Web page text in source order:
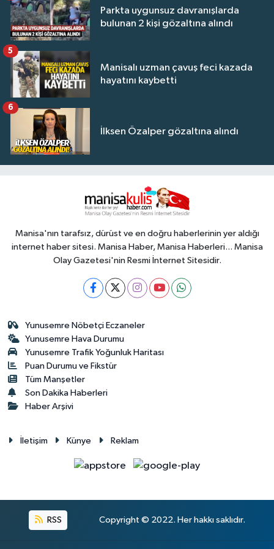
Parkta uygunsuz davranışlarda
bulunan 2 kişi gözaltına alındı
Manisalı uzman çavuş feci kazada
hayatını kaybetti
5
İlksen Özalper gözaltına alındı
6
Manisa'nın tarafsız, dürüst ve en doğru haberlerinin yer aldığı
internet haber sitesi. Manisa Haber, Manisa Haberleri... Manisa
Olay Gazetesi'nin Resmi İnternet Sitesidir.
Yunusemre Nöbetçi Eczaneler
Yunusemre Hava Durumu
Yunusemre Trafik Yoğunluk Haritası
Puan Durumu ve Fikstür
Tüm Manşetler
Son Dakika Haberleri
Haber Arşivi
İletişim Künye Reklam
RSS Copyright © 2022. Her hakkı saklıdır.